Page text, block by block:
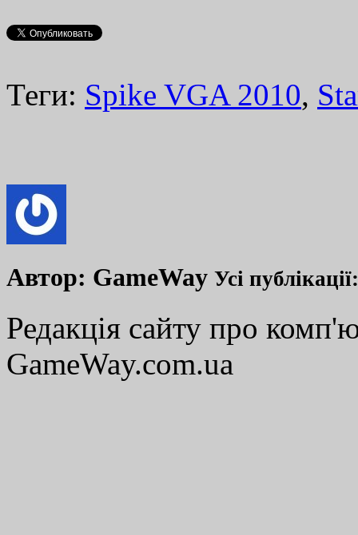
Теги: Spike VGA 2010,
Автор: GameWay Усі
Редакція сайту про
GameWay.com.ua